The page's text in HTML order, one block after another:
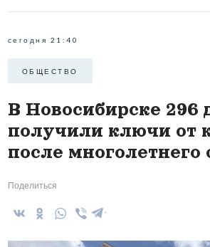
сегодня 21:40
ОБЩЕСТВО
В Новосибирске 296
получили ключи от
после
Поделиться